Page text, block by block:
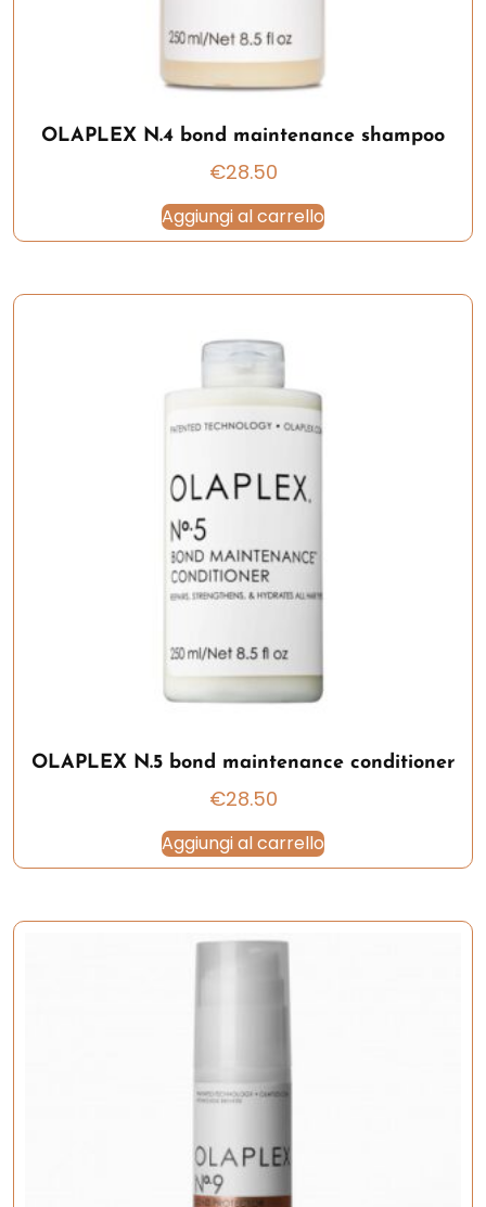
OLAPLEX N.4 bond maintenance shampoo
€28.50
Aggiungi al carrello
OLAPLEX N.5 bond maintenance conditioner
€28.50
Aggiungi al carrello